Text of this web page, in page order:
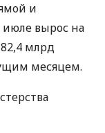
и
июле вырос на
млрд
месяцем.